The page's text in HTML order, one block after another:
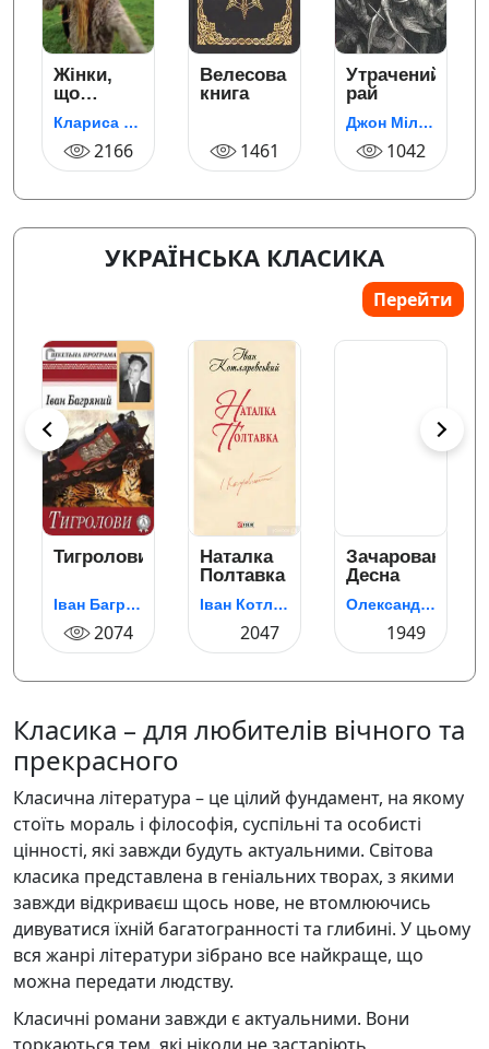
Жінки,
що
біжать з
вовками.
Архетип
Дикої
міфах та
легендах
Клариса Пінкола Естес
2166
Велесова
книга
1461
Утрачений
рай
Джон Мілтон
1042
УКРАЇНСЬКА КЛАСИКА
Перейти
Тигролови
Іван Багряний
2074
Наталка
Полтавка
Іван Котляревський
2047
Зачарована
Десна
Олександр Довженко
1949
Класика – для любителів вічного та
прекрасного
Класична література – це цілий фундамент, на якому
стоїть мораль і філософія, суспільні та особисті
цінності, які завжди будуть актуальними. Світова
класика представлена ​​в геніальних творах, з якими
завжди відкриваєш щось нове, не втомлюючись
дивуватися їхній багатогранності та глибині. У цьому
вся жанрі літератури зібрано все найкраще, що
можна передати людству.
Класичні романи завжди є актуальними. Вони